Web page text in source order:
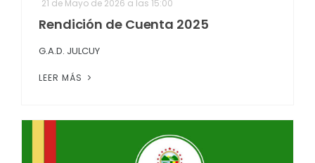
Convocatorias
Plan de desarrollo y Ordenamiento Territorial -
Plan Operativo Anual - POA
Convenios Institucionales
21 de Mayo de 2026 a las 15:00
Rendición de Cuenta 2025
G.A.D. JULCUY
LEER MÁS